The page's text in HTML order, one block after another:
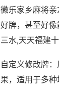
微乐家乡麻将
好牌，甚至好
三水,天天福建
自定义修改牌
果，适用于多